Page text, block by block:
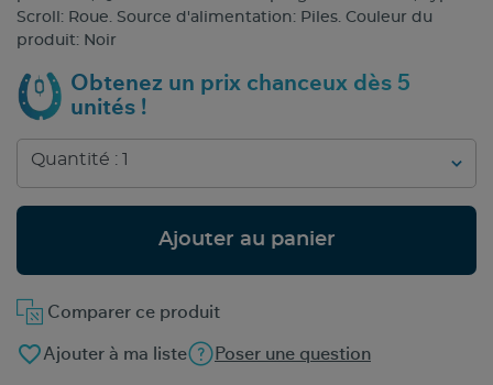
Scroll: Roue. Source d'alimentation: Piles. Couleur du
produit: Noir
Obtenez un prix chanceux dès 5
unités !
Ajouter au panier
favorite_borderAjouter à ma liste Poser une question
Comparer ce produit